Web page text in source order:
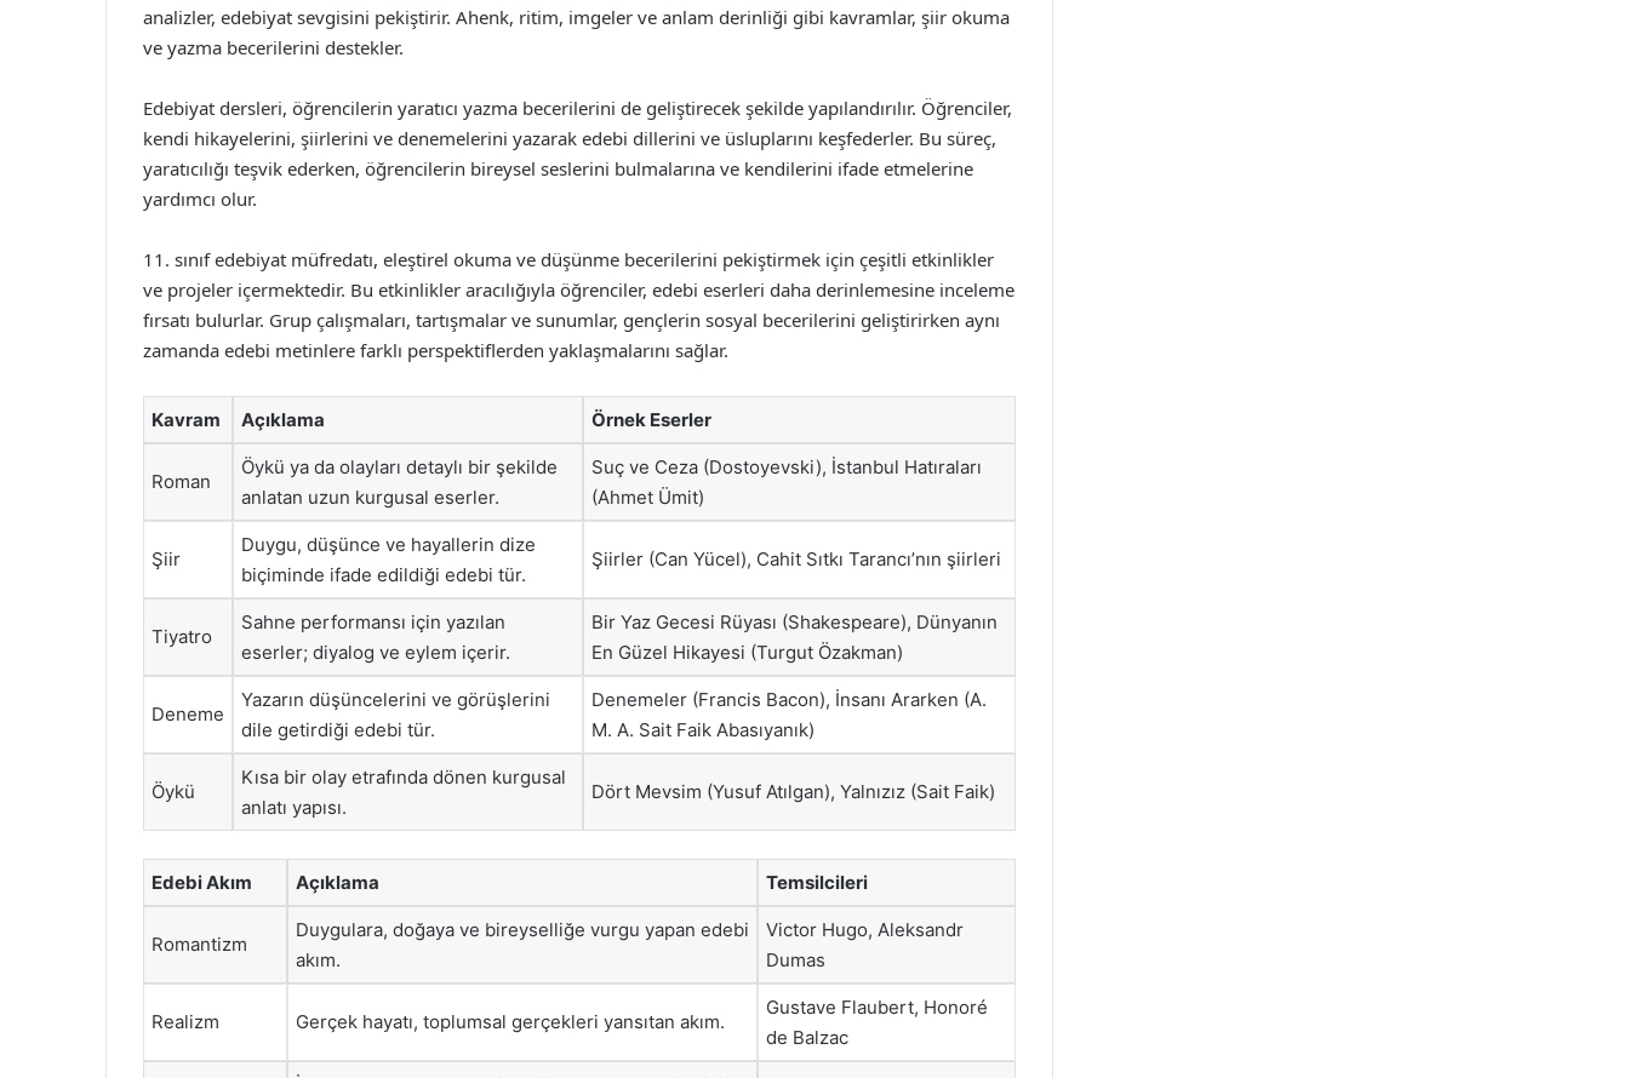
analizler, edebiyat sevgisini pekiştirir. Ahenk, ritim, imgeler ve anlam derinliği gibi kavramlar, şiir okuma
ve yazma becerilerini destekler.
Edebiyat dersleri, öğrencilerin yaratıcı yazma becerilerini de geliştirecek şekilde yapılandırılır. Öğrenciler,
kendi hikayelerini, şiirlerini ve denemelerini yazarak edebi dillerini ve üsluplarını keşfederler. Bu süreç,
yaratıcılığı teşvik ederken, öğrencilerin bireysel seslerini bulmalarına ve kendilerini ifade etmelerine
yardımcı olur.
11. sınıf edebiyat müfredatı, eleştirel okuma ve düşünme becerilerini pekiştirmek için çeşitli etkinlikler
ve projeler içermektedir. Bu etkinlikler aracılığıyla öğrenciler, edebi eserleri daha derinlemesine inceleme
fırsatı bulurlar. Grup çalışmaları, tartışmalar ve sunumlar, gençlerin sosyal becerilerini geliştirirken aynı
zamanda edebi metinlere farklı perspektiflerden yaklaşmalarını sağlar.
Kavram Açıklama Örnek Eserler
Roman
Öykü ya da olayları detaylı bir şekilde
anlatan uzun kurgusal eserler.
Suç ve Ceza (Dostoyevski), İstanbul Hatıraları
(Ahmet Ümit)
Şiir
Duygu, düşünce ve hayallerin dize
biçiminde ifade edildiği edebi tür.
Şiirler (Can Yücel), Cahit Sıtkı Tarancı’nın şiirleri
Tiyatro
Sahne performansı için yazılan
eserler; diyalog ve eylem içerir.
Bir Yaz Gecesi Rüyası (Shakespeare), Dünyanın
En Güzel Hikayesi (Turgut Özakman)
Deneme
Yazarın düşüncelerini ve görüşlerini
dile getirdiği edebi tür.
Denemeler (Francis Bacon), İnsanı Ararken (A.
M. A. Sait Faik Abasıyanık)
Öykü
Kısa bir olay etrafında dönen kurgusal
anlatı yapısı.
Dört Mevsim (Yusuf Atılgan), Yalnızız (Sait Faik)
Edebi Akım Açıklama Temsilcileri
Romantizm
Duygulara, doğaya ve bireyselliğe vurgu yapan edebi
akım.
Victor Hugo, Aleksandr
Dumas
Realizm Gerçek hayatı, toplumsal gerçekleri yansıtan akım.
Gustave Flaubert, Honoré
de Balzac